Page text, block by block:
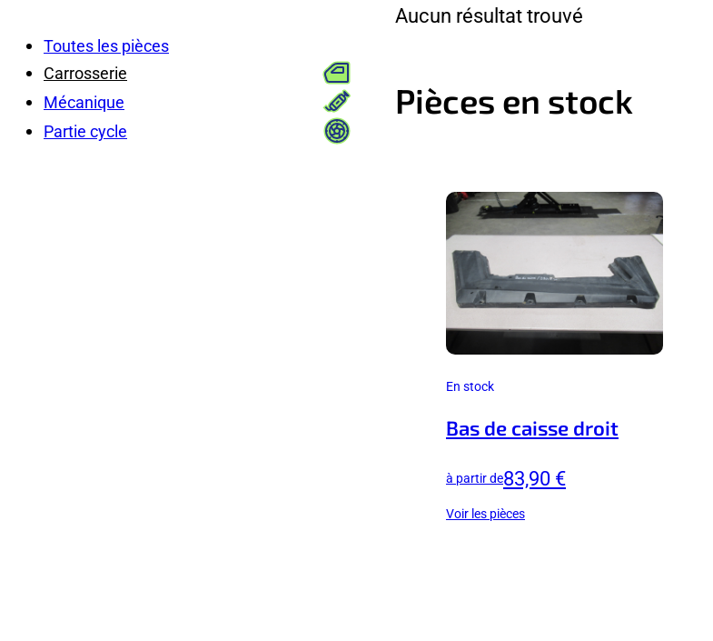
Toutes les pièces
Carrosserie
Mécanique
Partie cycle
Aucun résultat trouvé
Pièces en stock
En stock
Bas de caisse droit
à partir de83,90 €
Voir les pièces